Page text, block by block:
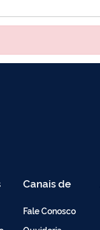
Canais de
Fale Conosco